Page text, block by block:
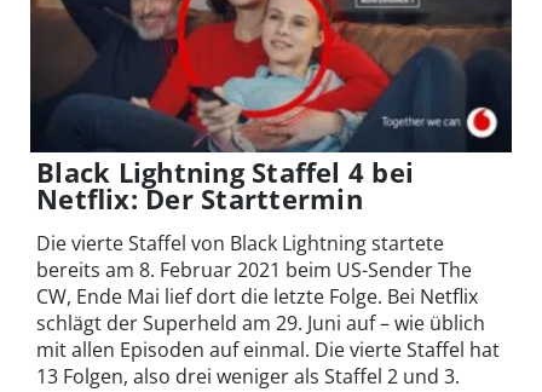
Black Lightning Staffel 4 bei
Netflix: Der Starttermin
Die vierte Staffel von Black Lightning startete
bereits am 8. Februar 2021 beim US-Sender The
CW, Ende Mai lief dort die letzte Folge. Bei Netflix
schlägt der Superheld am 29. Juni auf – wie üblich
mit allen Episoden auf einmal. Die vierte Staffel hat
13 Folgen, also drei weniger als Staffel 2 und 3.